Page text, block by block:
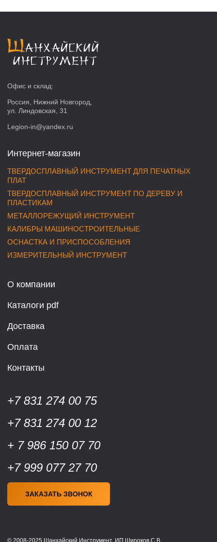
Офис и склад:
Россия, Нижний Новгород,
ул. Линдовская, 31
Legion-in@yandex.ru
Интернет-магазин
ТВЕРДОСПЛАВНЫЙ ИНСТРУМЕНТ ДЛЯ ПЕЧАТНЫХ
ПЛАТ
ТВЕРДОСПЛАВНЫЙ ИНСТРУМЕНТ ПО ДЕРЕВУ И
ПЛАСТИКАМ
МЕТАЛЛОРЕЖУЩИЙ ИНСТРУМЕНТ
КАЛИБРЫ МАШИНОСТРОИТЕЛЬНЫЕ
ОСНАСТКА И ПРИСПОСОБЛЕНИЯ
ИЗМЕРИТЕЛЬНЫЙ ИНСТРУМЕНТ
О компании
Каталоги pdf
Доставка
Оплата
Контакты
+7 831 274 00 75
+7 831 274 00 12
+ 7 986 150 07 70
+7 999 077 27 70
ЗАКАЗАТЬ ЗВОНОК
© 2008-2025 Шанхайский Инструмент, ИП Широков С.В.